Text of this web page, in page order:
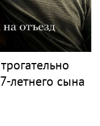
летнего сына